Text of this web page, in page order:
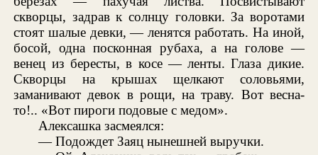
скворцы, задрав к солнцу головки. За воротами
стоят шалые девки, — ленятся работать. На иной,
босой, одна посконная рубаха, а на голове —
венец из бересты, в косе — ленты. Глаза дикие.
Скворцы на крышах щелкают соловьями,
заманивают девок в рощи, на траву. Вот весна-
то!.. «Вот пироги подовые с медом».
Алексашка засмеялся:
— Подождет Заяц нынешней выручки.